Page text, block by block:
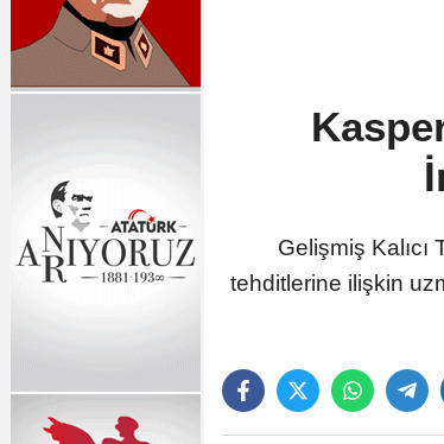
Gelişmiş
tehditlerine ilişkin